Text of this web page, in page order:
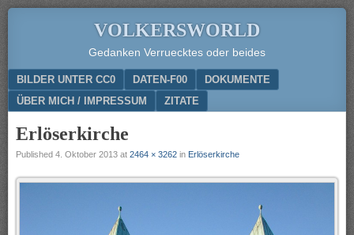
VOLKERSWORLD
Gedanken Verruecktes oder beides
Menu
SKIP TO CONTENT
BILDER UNTER CC0 DATEN-F00
DOKUMENTE
ÜBER MICH / IMPRESSUM
ZITATE
Erlöserkirche
Published 4. Oktober 2013 at 2464 × 3262 in Erlöserkirche